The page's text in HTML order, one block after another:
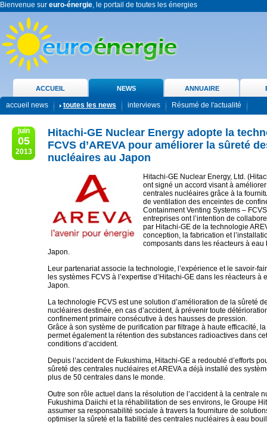
Bienvenue sur euro-énergie, le portail de toutes les énergies
ACCUEIL NEWS ANNUAIRE
accueil news toutes les news interviews Résumé de l'actualité
juin
05
2013
Hitachi-GE Nuclear Energy adopte la
FCVS d’AREVA pour améliorer la sûreté
nucléaires au Japon
Hitachi-GE Nuclear Energy, Ltd.
ont signé un accord visant à
centrales nucléaires grâce à la
de ventilation des enceintes de
Containment Venting Systems –
entreprises ont l’intention de
par Hitachi-GE de la technologie
conception, la fabrication et
composants dans les réacteurs à eau
Japon.
Leur partenariat associe la technologie, l’expérience et le savoir-
les systèmes FCVS à l’expertise d’Hitachi-GE dans les réacteurs à
Japon.
La technologie FCVS est une solution d’amélioration de la sûreté
nucléaires destinée, en cas d’accident, à prévenir toute
confinement primaire consécutive à des hausses de pression.
Grâce à son système de purification par filtrage à haute efficacité,
permet également la rétention des substances radioactives dans
conditions d’accident.
Depuis l’accident de Fukushima, Hitachi-GE a redoublé d’efforts
sûreté des centrales nucléaires et AREVA a déjà installé des
plus de 50 centrales dans le monde.
Outre son rôle actuel dans la résolution de l’accident à la centrale
Fukushima Daiichi et la réhabilitation de ses environs, le Groupe
assumer sa responsabilité sociale à travers la fourniture de
optimiser la sûreté et la fiabilité des centrales nucléaires à eau